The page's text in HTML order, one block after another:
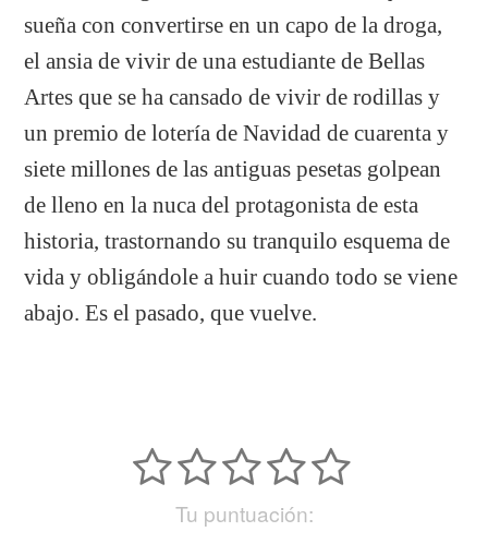
sueña con convertirse en un capo de la droga,
el ansia de vivir de una estudiante de Bellas
Artes que se ha cansado de vivir de rodillas y
un premio de lotería de Navidad de cuarenta y
siete millones de las antiguas pesetas golpean
de lleno en la nuca del protagonista de esta
historia, trastornando su tranquilo esquema de
vida y obligándole a huir cuando todo se viene
abajo. Es el pasado, que vuelve.
Tu puntuación: